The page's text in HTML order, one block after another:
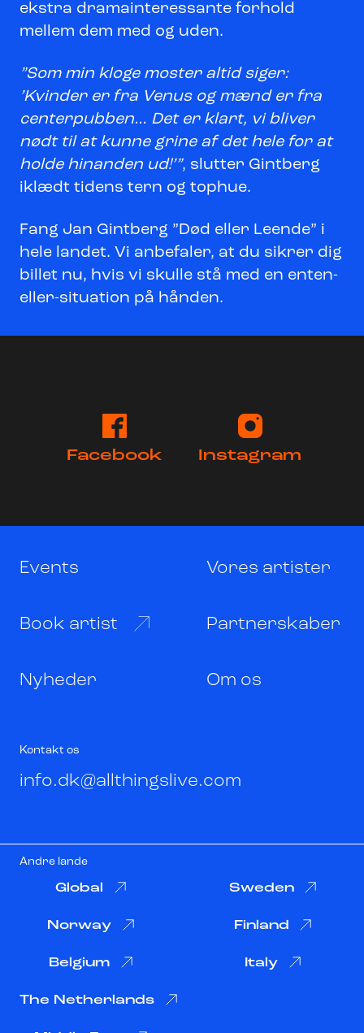
ekstra dramainteressante forhold
mellem dem med og uden.
”Som min kloge moster altid siger:
’Kvinder er fra Venus og mænd er fra
centerpubben… Det er klart, vi bliver
nødt til at kunne grine af det hele for at
holde hinanden ud!’”, slutter Gintberg
iklædt tidens tern og tophue.
Fang Jan Gintberg ”Død eller Leende” i
hele landet. Vi anbefaler, at du sikrer dig
billet nu, hvis vi skulle stå med en enten-
eller-situation på hånden.
Facebook Instagram
Events Vores artister
Book artist Partnerskaber
Nyheder Om os
Kontakt os
info.dk@allthingslive.com
Andre lande
Global Sweden
Norway Finland
Belgium Italy
The Netherlands